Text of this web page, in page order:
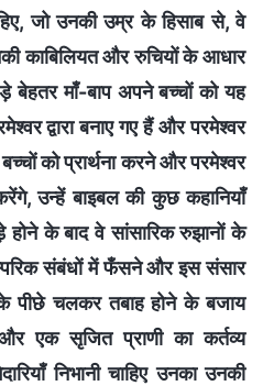
जो उनकी उम्र के हिसाब से, वे
काबिलियत और रुचियों के आधार
बेहतर माँ-बाप अपने बच्चों को यह
द्वारा बनाए गए हैं और परमेश्वर
को प्रार्थना करने और परमेश्वर
उन्हें बाइबल की कुछ कहानियाँ
के बाद वे सांसारिक रुझानों के
संबंधों में फँसने और इस संसार
पीछे चलकर तबाह होने के बजाय
एक सृजित प्राणी का कर्तव्य
निभानी चाहिए उनका उनकी